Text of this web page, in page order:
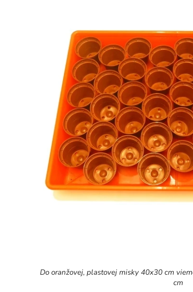
Do oranžovej, plastovej misky 40x30 cm
cm